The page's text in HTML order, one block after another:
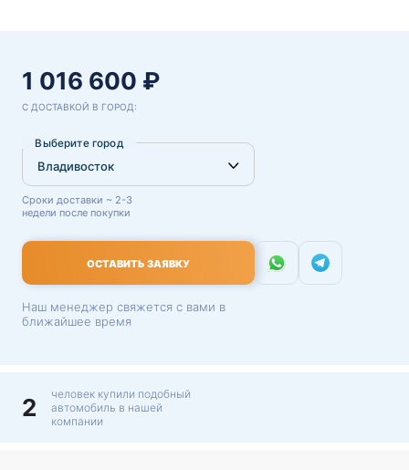
1 016 600 ₽
С ДОСТАВКОЙ В ГОРОД:
Выберите город
Сроки доставки ~ 2-3
недели после покупки
ОСТАВИТЬ ЗАЯВКУ
Наш менеджер свяжется с вами в
ближайшее время
2
человек купили подобный
автомобиль в нашей
компании